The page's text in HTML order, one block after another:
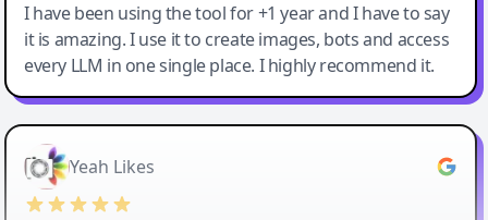
I have been using the tool for +1 year and I have to say
it is amazing. I use it to create images, bots and access
every LLM in one single place. I highly recommend it.
Yeah Likes